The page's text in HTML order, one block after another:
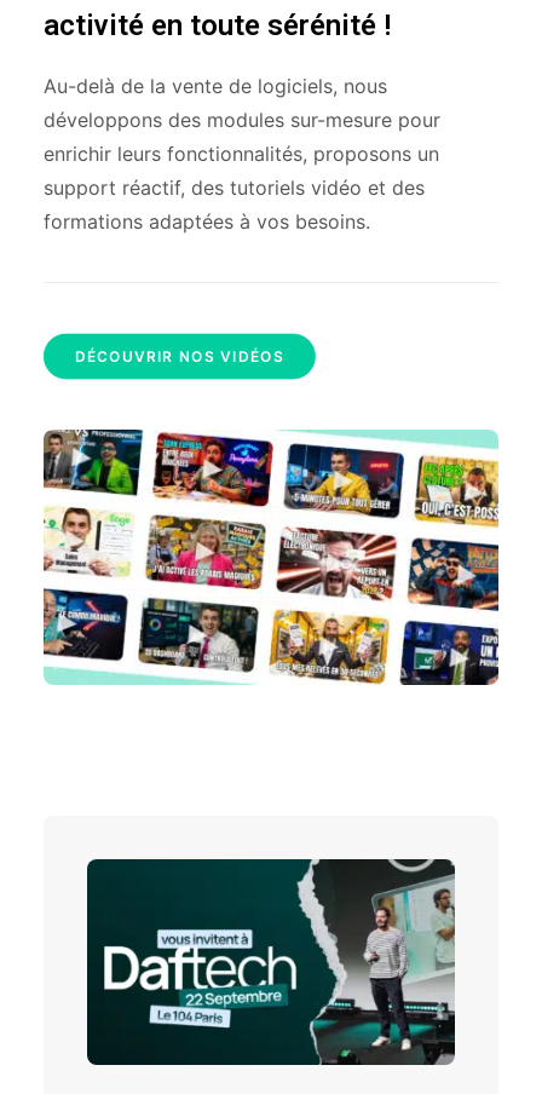
activité en toute sérénité !
Au-delà de la vente de logiciels, nous
développons des modules sur-mesure pour
enrichir leurs fonctionnalités, proposons un
support réactif, des tutoriels vidéo et des
formations adaptées à vos besoins.
DÉCOUVRIR NOS VIDÉOS